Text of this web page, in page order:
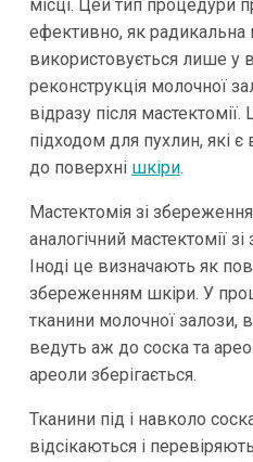
місці. Цей тип процедури
ефективно, як радикальна
використовується лише у
реконструкція молочної
відразу після
підходом для пухлин, які
до поверхні шкіри.
Мастектомія зі
аналогічний мастектомії
Іноді це визначають як
збереженням шкіри. У
тканини молочної
ведуть аж до соска та
ареоли зберігається.
Тканини під і навколо
відсікаються і